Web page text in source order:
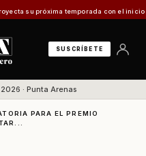
próxima temporada con el inicio de
SUSCRÍBETE
· Punta Arenas
PARA EL PREMIO